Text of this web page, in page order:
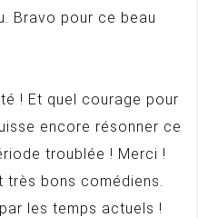
Bravo pour ce beau
! Et quel courage pour
encore résonner ce
troublée ! Merci !
très bons comédiens.
les temps actuels !